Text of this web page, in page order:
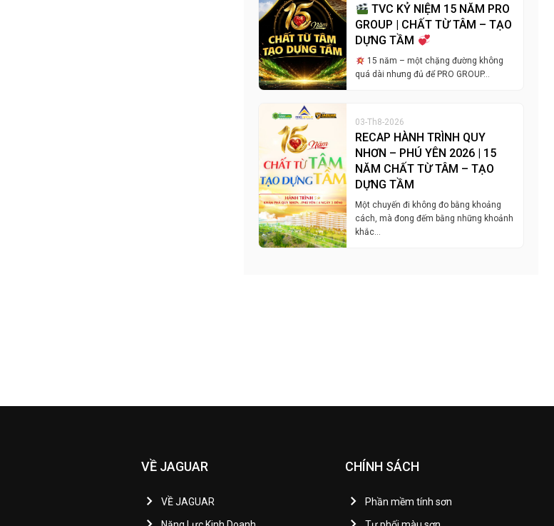
TVC KỶ NIỆM 15 NĂM PRO
GROUP | CHẤT TỪ TÂM – TẠO
DỰNG TẦM
15 năm – một chặng đường không
quá dài nhưng đủ để PRO GROUP…
03-Th8-2026
RECAP HÀNH TRÌNH QUY
NHƠN – PHÚ YÊN 2026 | 15
NĂM CHẤT TỪ TÂM – TẠO
DỰNG TẦM
Một chuyến đi không đo bằng khoảng
cách, mà đong đếm bằng những khoảnh
khắc…
VỀ JAGUAR
VỀ JAGUAR
CHÍNH SÁCH
Phần mềm tính sơn